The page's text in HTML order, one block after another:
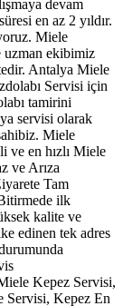
devam
en az 2 yıldır.
Miele
uzman ekibimiz
Antalya Miele
Servisi için
tamirini
servisi olarak
Miele
ve en hızlı Miele
ve Arıza
Tam
ilk
kalite ve
edinen tek adres
Kepez Servisi,
Servisi, Kepez En